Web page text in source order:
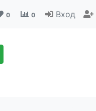
0 0 Вход